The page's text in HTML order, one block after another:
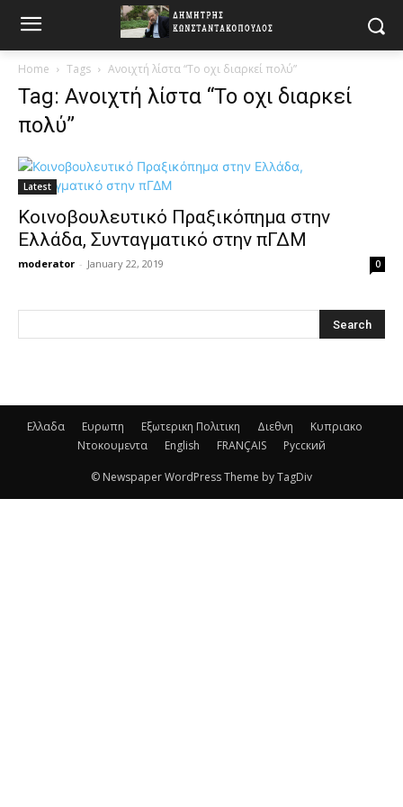
Home Tags Ανοιχτή λίστα “Το οχι διαρκεί πολύ”
Tag: Ανοιχτή λίστα “Το οχι διαρκεί
πολύ”
Latest
Κοινοβουλευτικό Πραξικόπημα στην
Ελλάδα, Συνταγματικό στην πΓΔΜ
moderator - January 22, 2019 0
Ελλαδα Ευρωπη Εξωτερικη Πολιτικη Διεθνη
Κυπριακο
Ντοκουμεντα
English FRANÇAIS Русский
© Newspaper WordPress Theme by TagDiv